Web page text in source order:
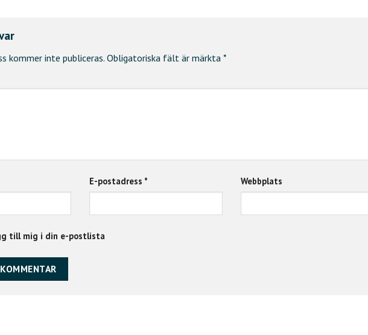
kommer inte publiceras. Obligatoriska fält är märkta *
E-postadress * Webbplats
till mig i din e-postlista